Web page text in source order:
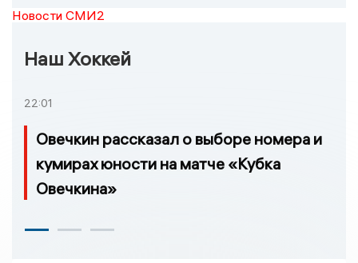
Новости СМИ2
Наш Хоккей
22:01
Овечкин рассказал о выборе номера и
кумирах юности на матче «Кубка
Овечкина»